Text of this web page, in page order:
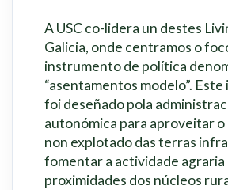
A USC co-lidera un destes
Galicia, onde centramos o
instrumento de política
“asentamentos modelo”.
foi deseñado pola
autonómica para aproveitar
non explotado das terras
fomentar a actividade agraria
proximidades dos núcleos